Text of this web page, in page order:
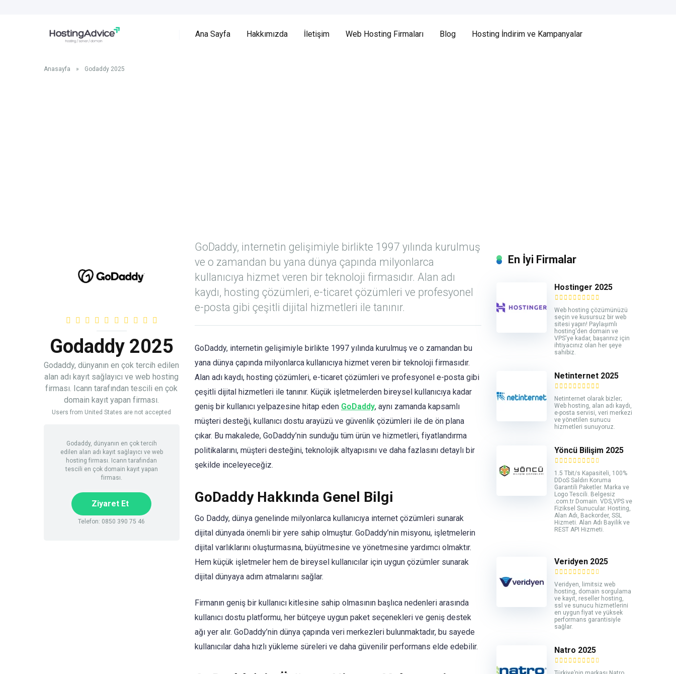
Ana Sayfa Hakkımızda İletişim Web Hosting Firmaları Blog Hosting İndirim ve Kampanyalar
Anasayfa » Godaddy 2025
Godaddy 2025
Godaddy, dünyanın en çok tercih edilen
alan adı kayıt sağlayıcı ve web hosting
firması. Icann tarafından tescili en çok
domain kayıt yapan firması.
Users from United States are not accepted
Godaddy, dünyanın en çok tercih
edilen alan adı kayıt sağlayıcı ve web
hosting firması. Icann tarafından
tescili en çok domain kayıt yapan
firması.
Ziyaret Et
Telefon: 0850 390 75 46
GoDaddy, internetin gelişimiyle birlikte 1997 yılında kurulmuş
ve o zamandan bu yana dünya çapında milyonlarca
kullanıcıya hizmet veren bir teknoloji firmasıdır. Alan adı
kaydı, hosting çözümleri, e-ticaret çözümleri ve profesyonel
e-posta gibi çeşitli dijital hizmetleri ile tanınır.
GoDaddy, internetin gelişimiyle birlikte 1997 yılında kurulmuş ve o zamandan bu
yana dünya çapında milyonlarca kullanıcıya hizmet veren bir teknoloji firmasıdır.
Alan adı kaydı, hosting çözümleri, e-ticaret çözümleri ve profesyonel e-posta gibi
çeşitli dijital hizmetleri ile tanınır. Küçük işletmelerden bireysel kullanıcıya kadar
geniş bir kullanıcı yelpazesine hitap eden GoDaddy, aynı zamanda kapsamlı
müşteri desteği, kullanıcı dostu arayüzü ve güvenlik çözümleri ile de ön plana
çıkar. Bu makalede, GoDaddy’nin sunduğu tüm ürün ve hizmetleri, fiyatlandırma
politikalarını, müşteri desteğini, teknolojik altyapısını ve daha fazlasını detaylı bir
şekilde inceleyeceğiz.
GoDaddy Hakkında Genel Bilgi
Go Daddy, dünya genelinde milyonlarca kullanıcıya internet çözümleri sunarak
dijital dünyada önemli bir yere sahip olmuştur. GoDaddy’nin misyonu, işletmelerin
dijital varlıklarını oluşturmasına, büyütmesine ve yönetmesine yardımcı olmaktır.
Hem küçük işletmeler hem de bireysel kullanıcılar için uygun çözümler sunarak
dijital dünyaya adım atmalarını sağlar.
Firmanın geniş bir kullanıcı kitlesine sahip olmasının başlıca nedenleri arasında
kullanıcı dostu platformu, her bütçeye uygun paket seçenekleri ve geniş destek
ağı yer alır. GoDaddy’nin dünya çapında veri merkezleri bulunmaktadır, bu sayede
kullanıcılar daha hızlı yükleme süreleri ve daha güvenilir performans elde edebilir.
En İyi Firmalar
Hostinger 2025
Web hosting çözümünüzü
seçin ve kusursuz bir web
sitesi yapın! Paylaşımlı
hosting'den domain ve
VPS'ye kadar, başarınız için
ihtiyacınız olan her şeye
sahibiz.
Netinternet 2025
Netinternet olarak bizler;
Web hosting, alan adı kaydı,
e-posta servisi, veri merkezi
ve yönetilen sunucu
hizmetleri sunuyoruz.
Yöncü Bilişim 2025
1.5 Tbit/s Kapasiteli, 100%
DDoS Saldırı Koruma
Garantili Paketler. Marka ve
Logo Tescili. Belgesiz
.com.tr Domain. VDS,VPS ve
Fiziksel Sunucular. Hosting,
Alan Adı, Backorder, SSL
Hizmeti. Alan Adı Bayilik ve
REST API Hizmeti.
Veridyen 2025
Veridyen, limitsiz web
hosting, domain sorgulama
ve kayıt, reseller hosting,
ssl ve sunucu hizmetlerini
en uygun fiyat ve yüksek
performans garantisiyle
sağlar.
Natro 2025